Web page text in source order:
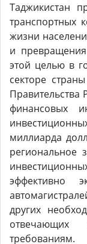
Таджикистан
транспортных
жизни
и
этой целью в
секторе
финансовых
миллиарда
региональное
эффективно
других
требованиям.